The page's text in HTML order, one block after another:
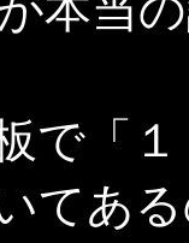
で「１
てあ